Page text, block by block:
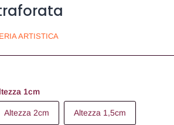
ARTISTICA
1cm
Altezza 2cm Altezza 1,5cm